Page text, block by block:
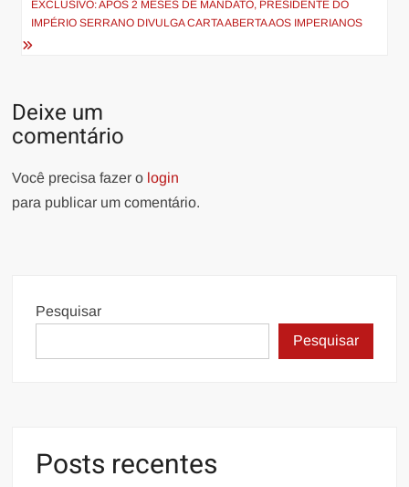
Post
EXCLUSIVO: APÓS 2 MESES DE MANDATO, PRESIDENTE DO
IMPÉRIO SERRANO DIVULGA CARTA ABERTA AOS IMPERIANOS
Deixe um
comentário
Você precisa fazer o login
para publicar um comentário.
Pesquisar
Pesquisar
Posts recentes